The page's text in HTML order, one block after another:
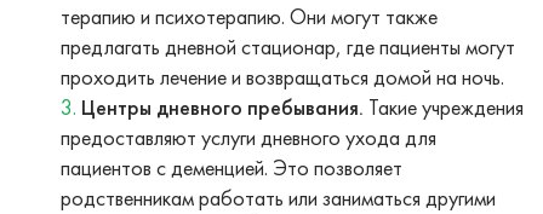
терапию и психотерапию. Они могут также
предлагать дневной стационар, где пациенты могут
проходить лечение и возвращаться домой на ночь.
Центры дневного пребывания. Такие учреждения
предоставляют услуги дневного ухода для
пациентов с деменцией. Это позволяет
родственникам работать или заниматься другими